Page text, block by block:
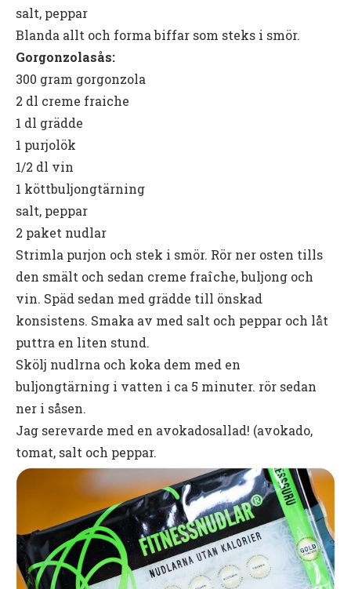
salt, peppar
Blanda allt och forma biffar som steks i smör.
Gorgonzolasås:
300 gram gorgonzola
2 dl creme fraiche
1 dl grädde
1 purjolök
1/2 dl vin
1 köttbuljongtärning
salt, peppar
2 paket nudlar
Strimla purjon och stek i smör. Rör ner osten tills
den smält och sedan creme fraîche, buljong och
vin. Späd sedan med grädde till önskad
konsistens. Smaka av med salt och peppar och låt
puttra en liten stund.
Skölj nudlrna och koka dem med en
buljongtärning i vatten i ca 5 minuter. rör sedan
ner i såsen.
Jag serevarde med en avokadosallad! (avokado,
tomat, salt och peppar.